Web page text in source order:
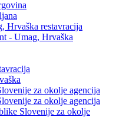
- Umag, Hrvaška
Slovenije za okolje